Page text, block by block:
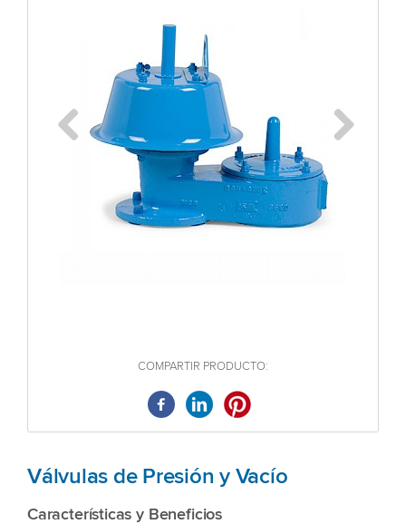
COMPARTIR PRODUCTO:
Válvulas de Presión y Vacío
Características y Beneficios